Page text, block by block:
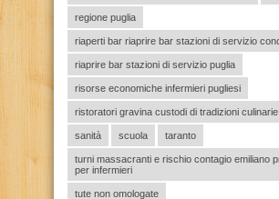
regione puglia
riaperti bar riaprire bar stazioni di servizio
riaprire bar stazioni di servizio puglia
risorse economiche infermieri pugliesi
ristoratori gravina custodi di tradizioni
sanità scuola taranto
turni massacranti e rischio contagio emiliano
per infermieri
tute non omologate